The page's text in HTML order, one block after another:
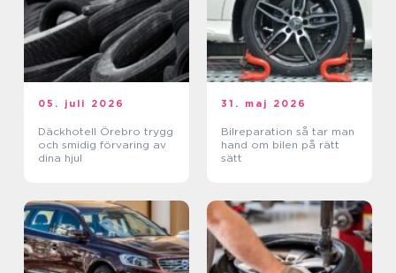
05. juli 2026
Däckhotell Örebro trygg
och smidig förvaring av
dina hjul
31. maj 2026
Bilreparation så tar man
hand om bilen på rätt
sätt